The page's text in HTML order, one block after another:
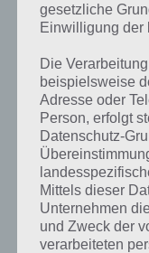
Kurze
gesetzliche
Einwilligung der
Die
beispielsweise
Adresse oder
Person, erfolgt
Datenschutz-
Mittels dieser
Unternehmen
und Zweck der
verarbeiteten